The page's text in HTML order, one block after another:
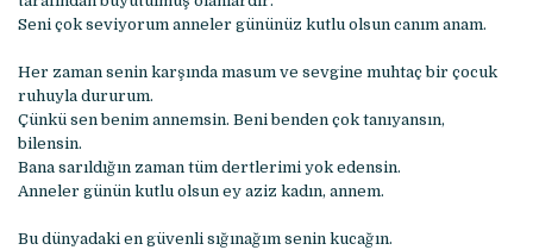
Seni çok seviyorum anneler gününüz kutlu olsun canım anam.
Her zaman senin karşında masum ve sevgine muhtaç bir çocuk
ruhuyla dururum.
Çünkü sen benim annemsin. Beni benden çok tanıyansın,
bilensin.
Bana sarıldığın zaman tüm dertlerimi yok edensin.
Anneler günün kutlu olsun ey aziz kadın, annem.
Bu dünyadaki en güvenli sığınağım senin kucağın.